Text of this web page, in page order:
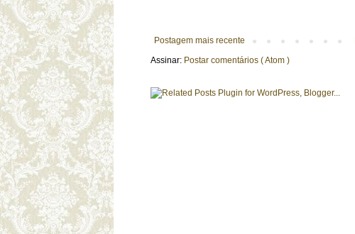
Postagem mais recente
Assinar: Postar comentários ( Atom )